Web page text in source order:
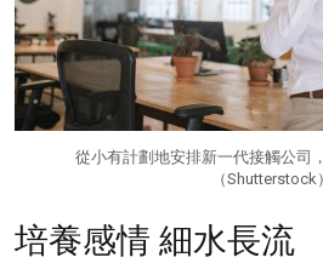
從小有計劃地安排新一代接觸公司
（Shutterstock）
培養感情 細水長流